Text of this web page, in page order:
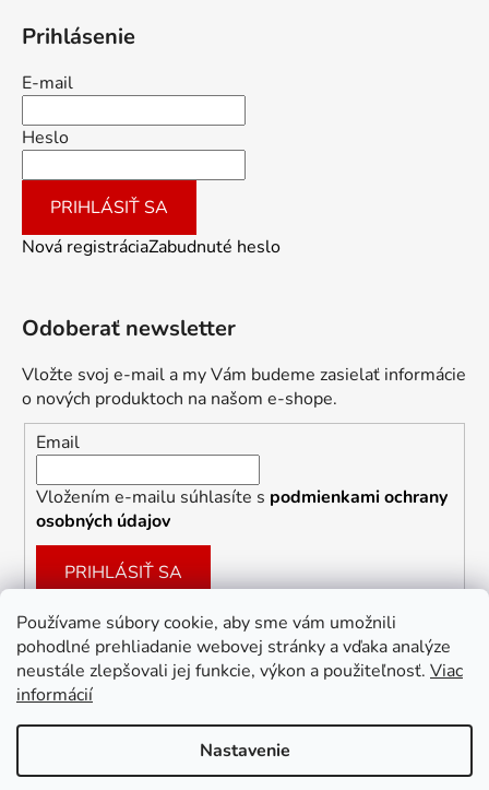
Používame súbory cookie, aby sme vám umožnili
pohodlné prehliadanie webovej stránky a vďaka analýze
neustále zlepšovali jej funkcie, výkon a použiteľnosť. Viac
informácií
Nastavenie
Prihlásenie
E-mail
Heslo
PRIHLÁSIŤ SA
Nová registráciaZabudnuté heslo
Odoberať newsletter
Vložte svoj e-mail a my Vám budeme zasielať informácie
o nových produktoch na našom e-shope.
Email
Vložením e-mailu súhlasíte s podmienkami ochrany
osobných údajov
PRIHLÁSIŤ SA
Facebook